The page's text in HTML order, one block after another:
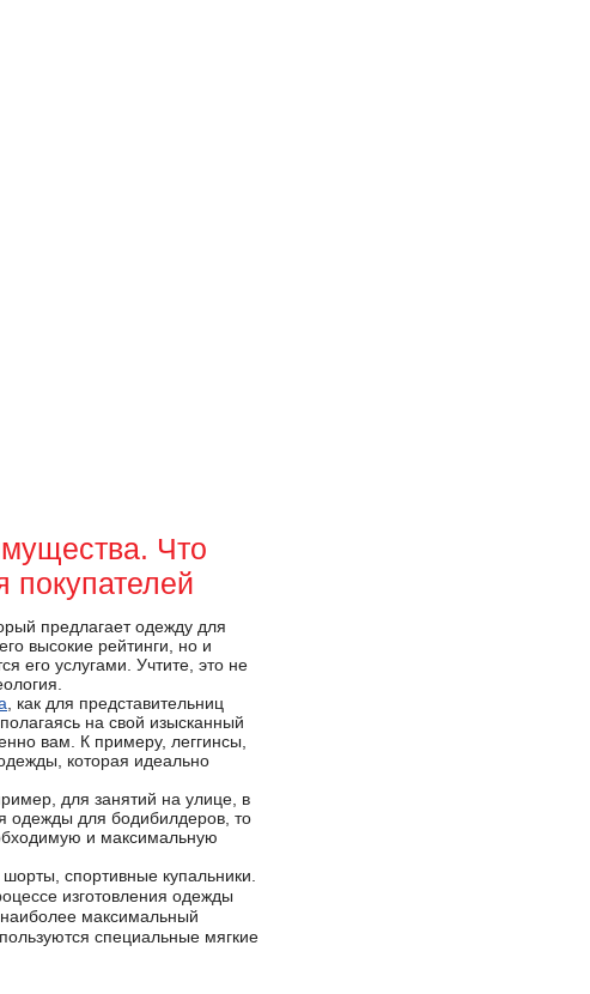
Что
предлагает одежду для
высокие рейтинги, но и
его услугами. Учтите, это не
, как для представительниц
на свой изысканный
вам. К примеру, леггинсы,
которая идеально
для занятий на улице, в
одежды для бодибилдеров, то
и максимальную
спортивные купальники.
изготовления одежды
наиболее максимальный
специальные мягкие